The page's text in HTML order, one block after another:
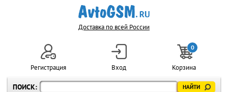
Доставка по всей России
ПОИСК:
Регистрация Вход
0
Корзина